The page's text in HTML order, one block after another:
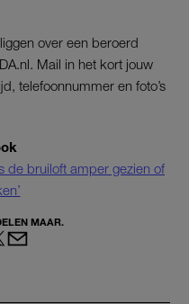
over een beroerd
Mail in het kort jouw
telefoonnummer en foto’s
de bruiloft amper gezien of
MAAR.